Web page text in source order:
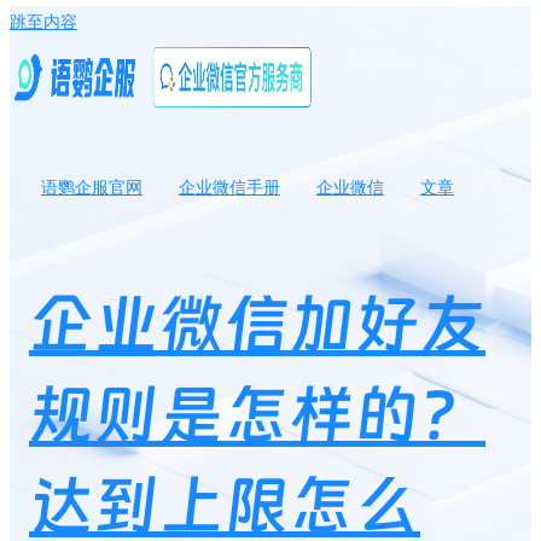
跳至内容
语鹦企服官网 企业微信手册 企业微信
文章
企业微信加好友
规则是怎样的？
达到上限怎么